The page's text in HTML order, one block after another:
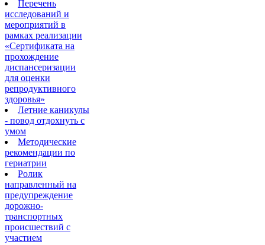
Перечень
исследований и
мероприятий в
рамках реализации
«Сертификата на
прохождение
диспансеризации
для оценки
репродуктивного
здоровья»
Летние каникулы
- повод отдохнуть с
умом
Методические
рекомендации по
гериатрии
Ролик
направленный на
предупреждение
дорожно-
транспортных
происшествий с
участием